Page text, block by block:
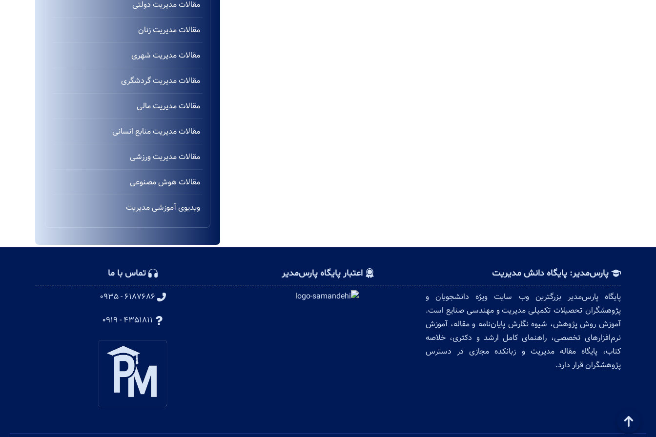
مقالات مدیریت دولتی
مقالات مدیریت زنان
مقالات مدیریت شهری
مقالات مدیریت گردشگری
مقالات مدیریت مالی
مقالات مدیریت منابع انسانی
مقالات مدیریت ورزشی
مقالات هوش مصنوعی
ویدیوی آموزشی مدیریت
پارس‌مدیر: پایگاه دانش مدیریت
پایگاه پارس‌مدیر بزرگترین وب سایت ویژه دانشجویان و
پژوهشگران تحصیلات تکمیلی مدیریت و مهندسی صنایع است.
آموزش روش پژوهش، شیوه نگارش پایان‌نامه و مقاله، آموزش
نرم‌افزارهای تخصصی، راهنمای کامل ارشد و دکتری، خلاصه
کتاب، پایگاه مقاله مدیریت و زبانکده مجازی در دسترس
پژوهشگران قرار دارد.
اعتبار پایگاه پارس‌مدیر
تماس با ما
۶۱۸۷۶۸۶ - ۰۹۳۵